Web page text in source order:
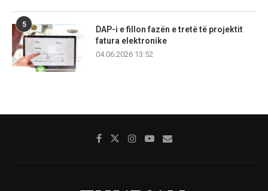
5
DAP-i e fillon fazën e tretë të projektit
fatura elektronike
04.06.2026 13:52